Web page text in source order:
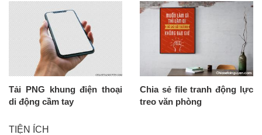
Tải PNG khung điện thoại
di động cầm tay
Chia sẻ file tranh động lực
treo văn phòng
TIỆN ÍCH